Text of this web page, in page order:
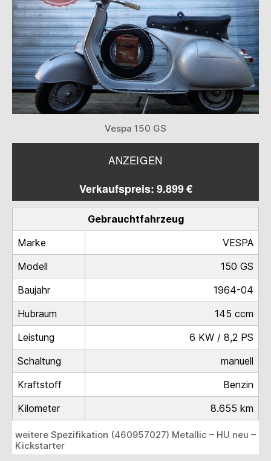
Vespa 150 GS
ANZEIGEN
Verkaufspreis: 9.899 €
Gebrauchtfahrzeug
Marke
VESPA
Modell
150 GS
Baujahr
1964-04
Hubraum
145 ccm
Leistung
6 KW / 8,2 PS
Schaltung
manuell
Kraftstoff
Benzin
Kilometer
8.655 km
weitere Spezifikation (460957027) Metallic – HU neu –
Kickstarter